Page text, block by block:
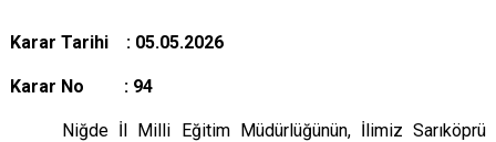
Karar Tarihi : 05.05.2026
Karar No : 94
Niğde İl Milli Eğitim Müdürlüğünün, İlimiz Sarıköprü